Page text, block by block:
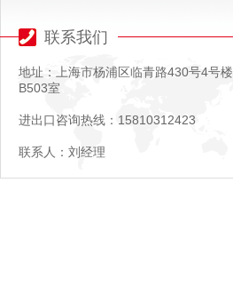
联系我们
地址：上海市杨浦区临青路430号4号楼
B503室
进出口咨询热线：15810312423
联系人：刘经理